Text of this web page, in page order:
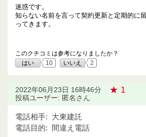
迷惑です。
知らない名前を言って契約更新と定期的に
ってきます。
このクチコミは参考になりましたか？
はい
10 いいえ 2
2022年06月23日 16時46分 ★ 1
投稿ユーザー: 匿名さん
電話相手: 大東建託
電話目的: 間違え電話